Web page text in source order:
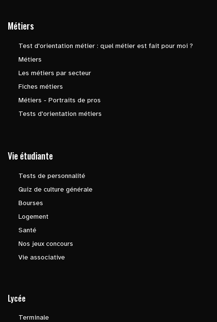
Métiers
Test d'orientation métier : quel métier est fait pour moi ?
Métiers
Les métiers par secteur
Fiches métiers
Métiers - Portraits de pros
Tests d'orientation métiers
Vie étudiante
Tests de personnalité
Quiz de culture générale
Bourses
Logement
Santé
Nos jeux concours
Vie associative
Lycée
Terminale